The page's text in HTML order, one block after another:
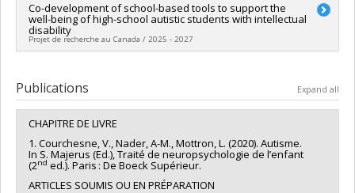
Lead researcher :Valérie Courchesne
Funding sources:CRSH/Conseil de recherches en sciences
humaines du Canada
Grant programs:PVX20020-Subvention institutionnelle du
Co-development of school-based tools to support the
well-being of high-school autistic students with intellectual
disability
Projet de recherche au Canada / 2025 - 2027
Funding sources:
CRSH/Conseil de recherches en sciences
humaines du Canada , Société inclusive
Grant programs:,
Publications Expand all
CHAPITRE DE LIVRE
1. Courchesne, V., Nader, A-M., Mottron, L. (2020). Autisme.
In S. Majerus (Ed.), Traité de neuropsychologie de l’enfant
(2nd ed.). Paris : De Boeck Supérieur.
ARTICLES SOUMIS OU EN PRÉPARATION